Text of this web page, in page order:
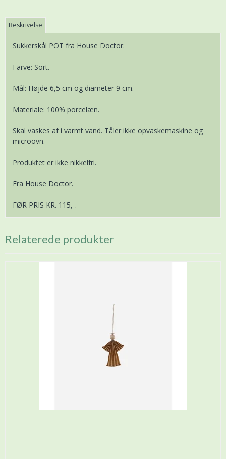
Beskrivelse
Sukkerskål POT fra House Doctor.
Farve: Sort.
Mål: Højde 6,5 cm og diameter 9 cm.
Materiale: 100% porcelæn.
Skal vaskes af i varmt vand. Tåler ikke opvaskemaskine og
microovn.
Produktet er ikke nikkelfri.
Fra House Doctor.
FØR PRIS KR. 115,-.
Relaterede produkter